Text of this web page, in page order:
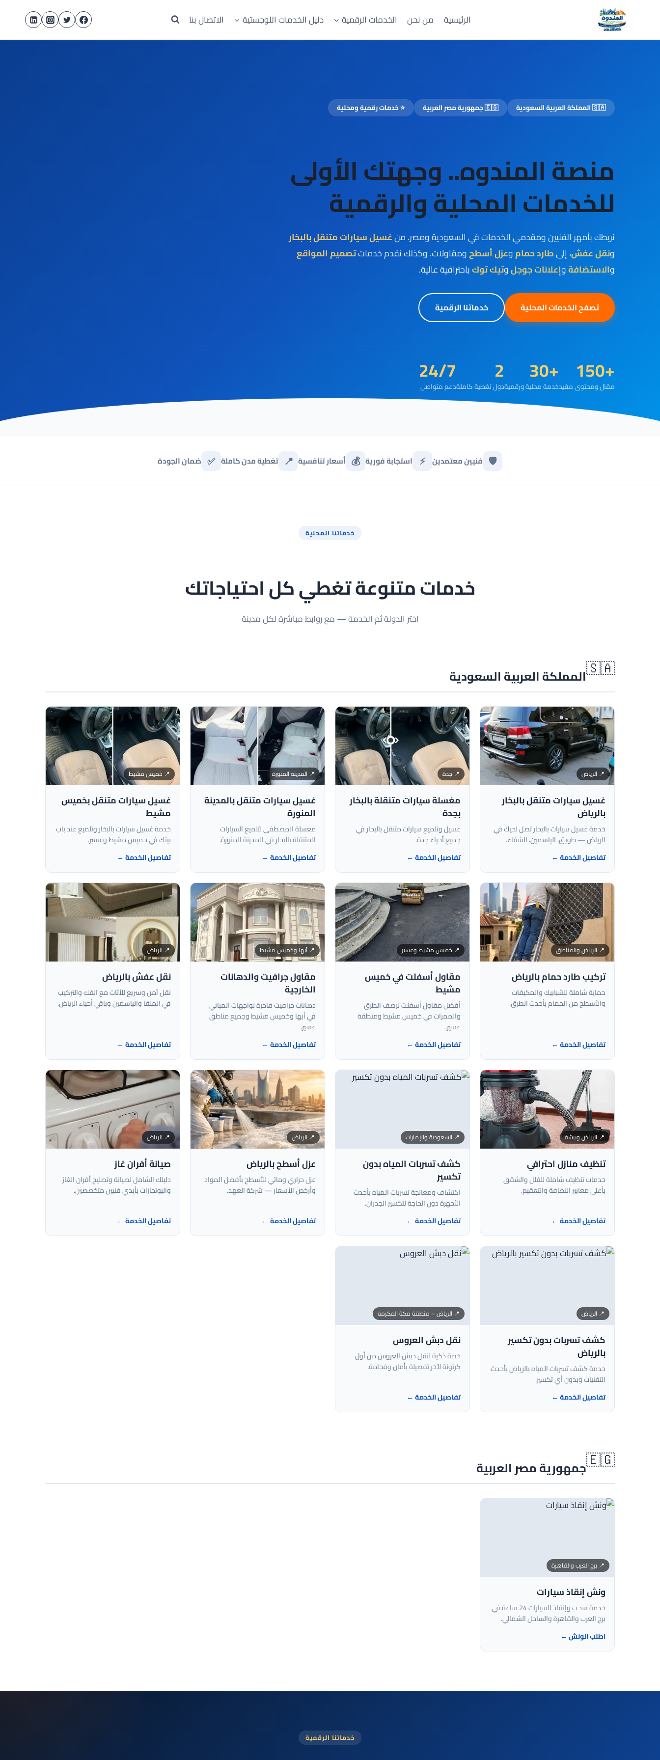
الرئيسية من نحن الخدمات الرقمية دليل الخدمات اللوجستية الاتصال بنا
🇸🇦 المملكة العربية السعودية 🇪🇬 جمهورية مصر العربية ⭐ خدمات رقمية ومحلية
منصة المندوه.. وجهتك الأولى
للخدمات المحلية والرقمية
نربطك بأمهر الفنيين ومقدمي الخدمات في السعودية ومصر. منغسيل سيارات متنقل بالبخار
ونقل عفش، إلىطارد حماموعزل أسطحومقاولات. وكذلك نقدم خدماتتصميم المواقع
والاستضافةوإعلانات جوجلوتيك توكباحترافية عالية.
تصفح الخدمات المحلية خدماتنا الرقمية
+150
مقال ومحتوى مفيد+30
خدمة محلية ورقمية2
دول تغطية كاملة24/7
دعم متواصل
🛡️ فنيين معتمدين ⚡ استجابة فورية 💰 أسعار تنافسية 📍 تغطية مدن كاملة ✅ ضمان الجودة
خدماتنا المحلية
خدمات متنوعة تغطي كل احتياجاتك
اختر الدولة ثم الخدمة — مع روابط مباشرة لكل مدينة
🇸🇦المملكة العربية السعودية
📍 الرياض
غسيل سيارات متنقل بالبخار
بالرياض
خدمة غسيل سيارات بالبخار تصل لحيك في
الرياض — طويق، الياسمين، الشفاء.
تفاصيل الخدمة ←
📍 جدة
مغسلة سيارات متنقلة بالبخار
بجدة
غسيل وتلميع سيارات متنقل بالبخار في
جميع أحياء جدة.
تفاصيل الخدمة ←
📍 المدينة المنورة
غسيل سيارات متنقل بالمدينة
المنورة
مغسلة المصطفى لتلميع السيارات
المتنقلة بالبخار في المدينة المنورة.
تفاصيل الخدمة ←
📍 خميس مشيط
غسيل سيارات متنقل بخميس
مشيط
خدمة غسيل سيارات بالبخار وتلميع عند باب
بيتك في خميس مشيط وعسير.
تفاصيل الخدمة ←
📍 الرياض والمناطق
تركيب طارد حمام بالرياض
حماية شاملة للشبابيك والمكيفات
والأسطح من الحمام بأحدث الطرق.
تفاصيل الخدمة ←
📍 خميس مشيط وعسير
مقاول أسفلت في خميس
مشيط
أفضل مقاول أسفلت لرصف الطرق
والممرات في خميس مشيط ومنطقة
عسير.
تفاصيل الخدمة ←
📍 أبها وخميس مشيط
مقاول جرافيت والدهانات
الخارجية
دهانات جرافيت فاخرة لواجهات المباني
في أبها وخميس مشيط وجميع مناطق
عسير.
تفاصيل الخدمة ←
📍 الرياض
نقل عفش بالرياض
نقل آمن وسريع للأثاث مع الفك والتركيب
في الملقا والياسمين وباقي أحياء الرياض.
تفاصيل الخدمة ←
📍 الرياض وبيشة
تنظيف منازل احترافي
خدمات تنظيف شاملة للفلل والشقق
بأعلى معايير النظافة والتعقيم.
تفاصيل الخدمة ←
📍 السعودية والإمارات
كشف تسربات المياه بدون
تكسير
اكتشاف ومعالجة تسربات المياه بأحدث
الأجهزة دون الحاجة لتكسير الجدران.
تفاصيل الخدمة ←
📍 الرياض
عزل أسطح بالرياض
عزل حراري ومائي للأسطح بأفضل المواد
وأرخص الأسعار — شركة العهد.
تفاصيل الخدمة ←
📍 الرياض
صيانة أفران غاز
دليلك الشامل لصيانة وتصليح أفران الغاز
والبوتجازات بأيدي فنيين متخصصين.
تفاصيل الخدمة ←
📍 الرياض
كشف تسربات بدون تكسير
بالرياض
خدمة كشف تسربات المياه بالرياض بأحدث
التقنيات وبدون أي تكسير.
تفاصيل الخدمة ←
📍 الرياض – منطقة مكة المكرمة
نقل دبش العروس
خطة ذكية لنقل دبش العروس من أول
كرتونة لآخر تفصيلة بأمان وفخامة.
تفاصيل الخدمة ←
🇪🇬جمهورية مصر العربية
📍 برج العرب والقاهرة
ونش إنقاذ سيارات
خدمة سحب وإنقاذ السيارات 24 ساعة في
برج العرب والقاهرة والساحل الشمالي.
اطلب الونش ←
خدماتنا الرقمية